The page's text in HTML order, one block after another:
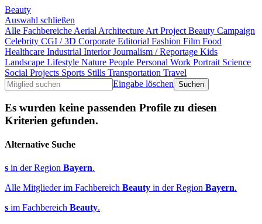
Beauty
Auswahl schließen
Alle Fachbereiche Aerial Architecture Art Project Beauty Campaign
Celebrity CGI / 3D Corporate Editorial Fashion Film Food
Healthcare Industrial InteriorJournalism / Reportage Kids
Landscape Lifestyle Nature People Personal Work Portrait Science
Social Projects Sports Stills Transportation Travel
Eingabe löschen
Es wurden keine passenden Profile zu diesen
Kriterien gefunden.
Alternative Suche
s in der Region Bayern.
Alle Mitglieder im Fachbereich Beauty in der Region Bayern.
s im Fachbereich Beauty.